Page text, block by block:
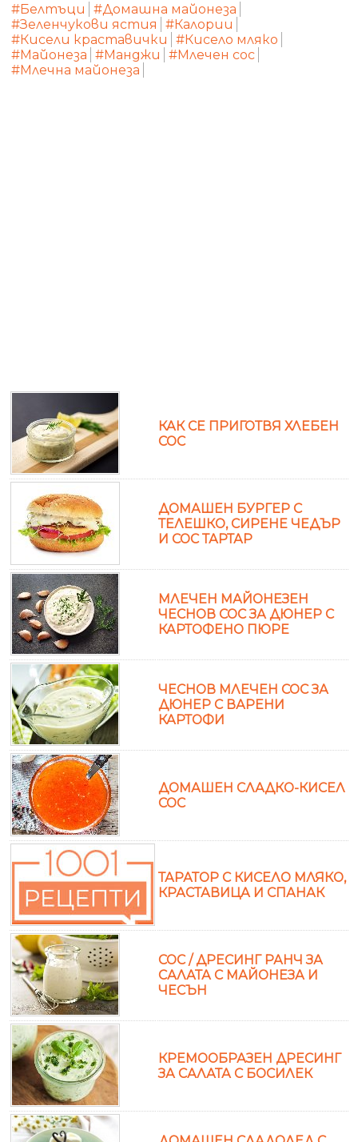
#Белтъци
#Домашна майонеза
#Зеленчукови ястия
#Калории
#Кисели краставички
#Кисело мляко
#Майонеза #Манджи
#Млечен сос
#Млечна майонеза
КАК СЕ ПРИГОТВЯ ХЛЕБЕН
СОС
ДОМАШЕН БУРГЕР С
ТЕЛЕШКО, СИРЕНЕ ЧЕДЪР
И СОС ТАРТАР
МЛЕЧЕН МАЙОНЕЗЕН
ЧЕСНОВ СОС ЗА ДЮНЕР С
КАРТОФЕНО ПЮРЕ
ЧЕСНОВ МЛЕЧЕН СОС ЗА
ДЮНЕР С ВАРЕНИ
КАРТОФИ
ДОМАШЕН СЛАДКО-КИСЕЛ
СОС
ТАРАТОР С КИСЕЛО МЛЯКО,
КРАСТАВИЦА И СПАНАК
СОС / ДРЕСИНГ РАНЧ ЗА
САЛАТА С МАЙОНЕЗА И
ЧЕСЪН
КРЕМООБРАЗЕН ДРЕСИНГ
ЗА САЛАТА С БОСИЛЕК